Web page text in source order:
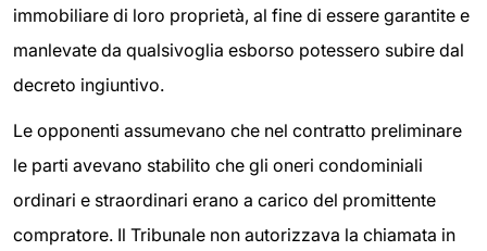
immobiliare di loro proprietà, al fine di essere garantite e
manlevate da qualsivoglia esborso potessero subire dal
decreto ingiuntivo.
Le opponenti assumevano che nel contratto preliminare
le parti avevano stabilito che gli oneri condominiali
ordinari e straordinari erano a carico del promittente
compratore. Il Tribunale non autorizzava la chiamata in